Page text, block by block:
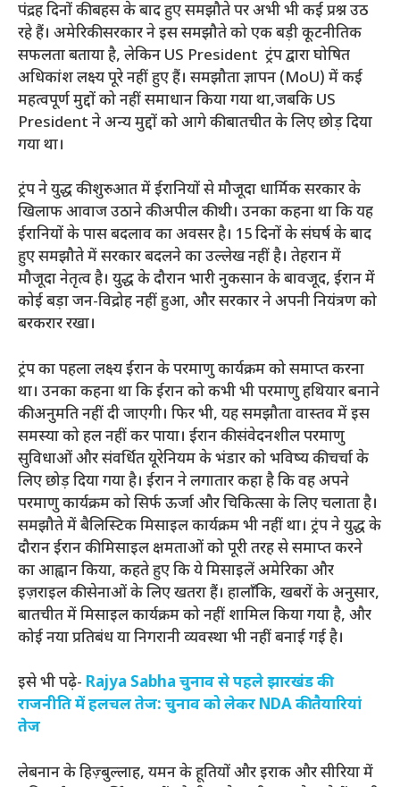
पंद्रह दिनों की बहस के बाद हुए समझौते पर अभी भी कई प्रश्न उठ
रहे हैं। अमेरिकी सरकार ने इस समझौते को एक बड़ी कूटनीतिक
सफलता बताया है, लेकिन US President ट्रंप द्वारा घोषित
अधिकांश लक्ष्य पूरे नहीं हुए हैं। समझौता ज्ञापन (MoU) में कई
महत्वपूर्ण मुद्दों को नहीं समाधान किया गया था,जबकि US
President ने अन्य मुद्दों को आगे की बातचीत के लिए छोड़ दिया
गया था।
ट्रंप ने युद्ध की शुरुआत में ईरानियों से मौजूदा धार्मिक सरकार के
खिलाफ आवाज उठाने की अपील की थी। उनका कहना था कि यह
ईरानियों के पास बदलाव का अवसर है। 15 दिनों के संघर्ष के बाद
हुए समझौते में सरकार बदलने का उल्लेख नहीं है। तेहरान में
मौजूदा नेतृत्व है। युद्ध के दौरान भारी नुकसान के बावजूद, ईरान में
कोई बड़ा जन-विद्रोह नहीं हुआ, और सरकार ने अपनी नियंत्रण को
बरकरार रखा।
ट्रंप का पहला लक्ष्य ईरान के परमाणु कार्यक्रम को समाप्त करना
था। उनका कहना था कि ईरान को कभी भी परमाणु हथियार बनाने
की अनुमति नहीं दी जाएगी। फिर भी, यह समझौता वास्तव में इस
समस्या को हल नहीं कर पाया। ईरान की संवेदनशील परमाणु
सुविधाओं और संवर्धित यूरेनियम के भंडार को भविष्य की चर्चा के
लिए छोड़ दिया गया है। ईरान ने लगातार कहा है कि वह अपने
परमाणु कार्यक्रम को सिर्फ ऊर्जा और चिकित्सा के लिए चलाता है।
समझौते में बैलिस्टिक मिसाइल कार्यक्रम भी नहीं था। ट्रंप ने युद्ध के
दौरान ईरान की मिसाइल क्षमताओं को पूरी तरह से समाप्त करने
का आह्वान किया, कहते हुए कि ये मिसाइलें अमेरिका और
इज़राइल की सेनाओं के लिए खतरा हैं। हालाँकि, खबरों के अनुसार,
बातचीत में मिसाइल कार्यक्रम को नहीं शामिल किया गया है, और
कोई नया प्रतिबंध या निगरानी व्यवस्था भी नहीं बनाई गई है।
इसे भी पढ़े- Rajya Sabha चुनाव से पहले झारखंड की
राजनीति में हलचल तेज: चुनाव को लेकर NDA की तैयारियां
तेज
लेबनान के हिज़्बुल्लाह, यमन के हूतियों और इराक और सीरिया में